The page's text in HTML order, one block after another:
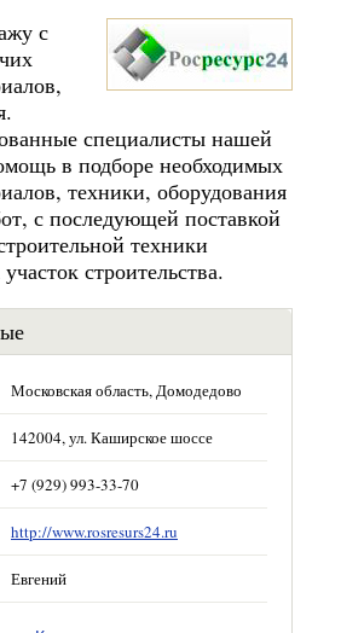
с
специалисты нашей
в подборе необходимых
техники, оборудования
с последующей поставкой
техники
строительства.
Московская область, Домодедово
142004, ул. Каширское шоссе
+7 (929) 993-33-70
http://www.rosresurs24.ru
Евгений